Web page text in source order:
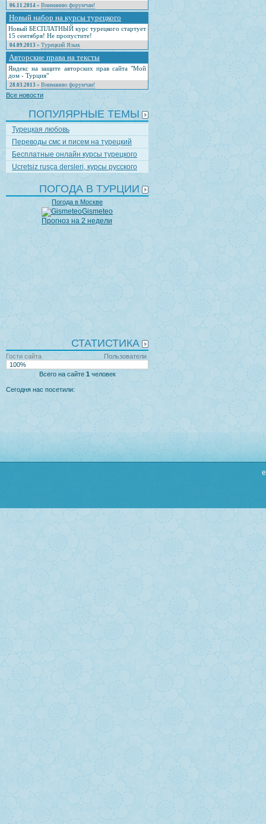
06.11.2014 » Вниманию форумчан!
Новый набор на курсы турецкого
Новый БЕСПЛАТНЫЙ курс турецкого стартует
15 сентября! Не пропустите!
04.09.2013 » Турецкий Язык
Авторские права на тексты
Яндекс на защите авторских прав сайта "Мой
дом - Турция"
28.03.2013 » Вниманию форумчан!
Все новости
ПОПУЛЯРНЫЕ ТЕМЫ
Турецкая любовь
Переводы смс и писем на турецкий
Бесплатные онлайн курсы турецкого
Ucretsiz rusça dersleri, курсы русского
ПОГОДА В ТУРЦИИ
Погода в Москве
Gismeteo
Прогноз на 2 недели
СТАТИСТИКА
Пользователи
Гости сайта
100%
Всего на сайте 1 человек
Сегодня нас посетили: